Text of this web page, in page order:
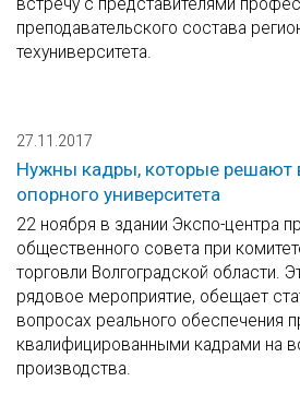
встречу с представителями
преподавательского состава
техуниверситета.
27.11.2017
Нужны кадры, которые решают
опорного университета
22 ноября в здании Экспо-центра
общественного совета при
торговли Волгоградской области.
рядовое мероприятие, обещает
вопросах реального обеспечения
квалифицированными кадрами на
производства.